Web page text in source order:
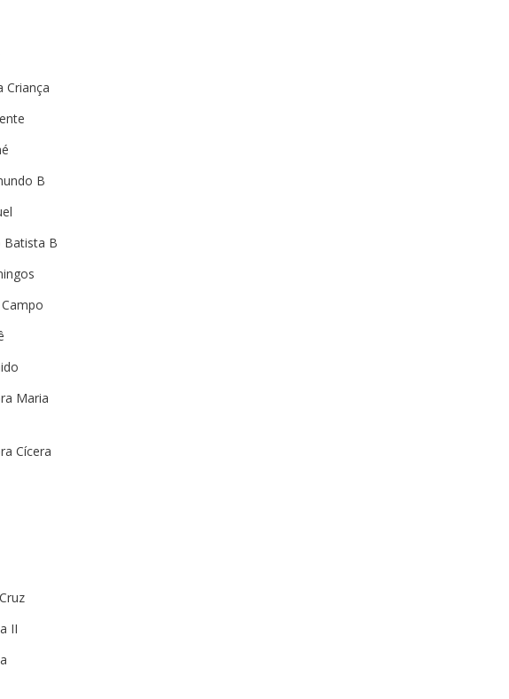
Criança
B
Batista B
Maria
Cícera
II